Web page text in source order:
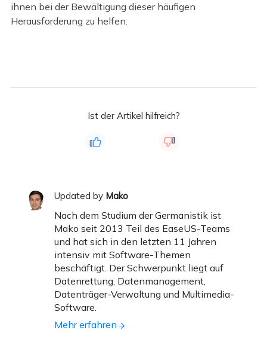
ihnen bei der Bewältigung dieser häufigen
Herausforderung zu helfen.
Ist der Artikel hilfreich?
Updated by Mako
Nach dem Studium der Germanistik ist
Mako seit 2013 Teil des EaseUS-Teams
und hat sich in den letzten 11 Jahren
intensiv mit Software-Themen
beschäftigt. Der Schwerpunkt liegt auf
Datenrettung, Datenmanagement,
Datenträger-Verwaltung und Multimedia-
Software.
Mehr erfahren